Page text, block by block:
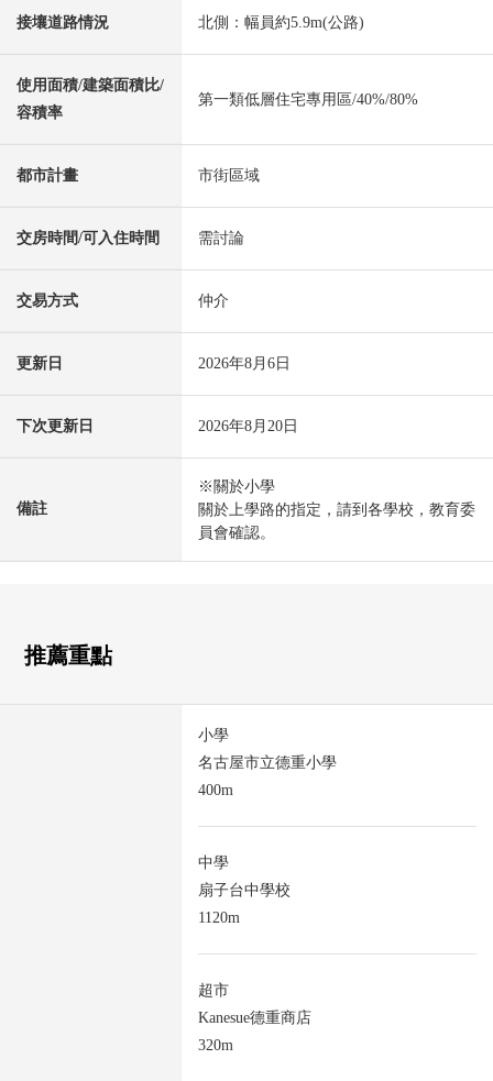
接壤道路情況 北側：幅員約5.9m(公路)
使用面積/建築面積比/
容積率
第一類低層住宅專用區/40%/80%
都市計畫 市街區域
交房時間/可入住時間 需討論
交易方式 仲介
更新日 2026年8月6日
下次更新日 2026年8月20日
備註
※關於小學
關於上學路的指定，請到各學校，教育委
員會確認。
推薦重點
小學
名古屋市立德重小學
400m
中學
扇子台中學校
1120m
超市
Kanesue德重商店
320m